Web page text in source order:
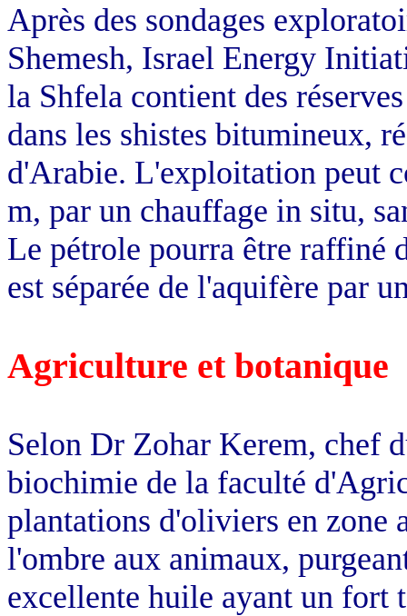
Après des sondages
Shemesh, Israel Energy
la Shfela contient des
dans les shistes bitumineux,
d'Arabie. L'exploitation peut
m, par un chauffage in situ,
Le pétrole pourra être raffiné
est séparée de l'aquifère par
Agriculture et botanique
Selon Dr Zohar Kerem, chef
biochimie de la faculté
plantations d'oliviers en zone
l'ombre aux animaux,
excellente huile ayant un fort